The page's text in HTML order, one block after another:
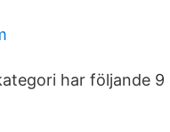
har följande